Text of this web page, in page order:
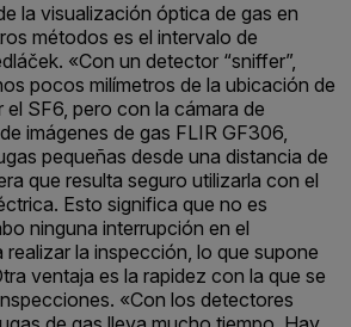
la visualización óptica de gas en
métodos es el intervalo de
«Con un detector “sniffer”,
pocos milímetros de la ubicación de
SF6, pero con la cámara de
imágenes de gas FLIR GF306,
pequeñas desde una distancia de
que resulta seguro utilizarla con el
Esto significa que no es
ninguna interrupción en el
la inspección, lo que supone
ventaja es la rapidez con la que se
«Con los detectores